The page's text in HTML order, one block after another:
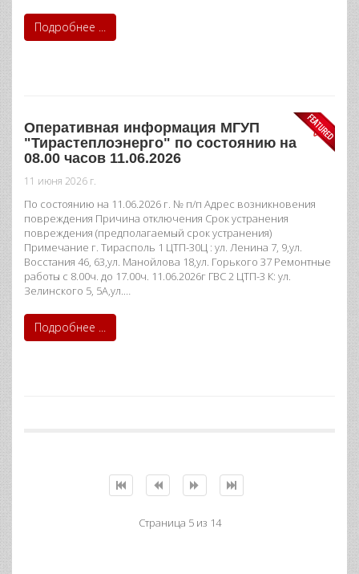
Подробнее ...
Оперативная информация МГУП
"Тирастеплоэнерго" по состоянию на
08.00 часов 11.06.2026
11 июня 2026 г.
По состоянию на 11.06.2026 г. № п/п Адрес возникновения
повреждения Причина отключения Срок устранения
повреждения (предполагаемый срок устранения)
Примечание г. Тирасполь 1 ЦТП-30Ц : ул. Ленина 7, 9,ул.
Восстания 46, 63,ул. Манойлова 18,ул. Горького 37 Ремонтные
работы с 8.00ч. до 17.00ч. 11.06.2026г ГВС 2 ЦТП-3 К: ул.
Зелинского 5, 5А,ул.…
Подробнее ...
Страница 5 из 14